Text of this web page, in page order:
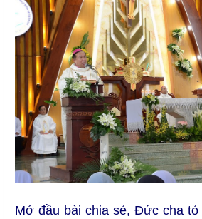
Mở đầu bài chia sẻ, Đức cha tỏ